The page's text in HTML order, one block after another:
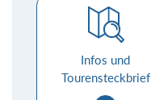
Infos und
Tourensteckbrief